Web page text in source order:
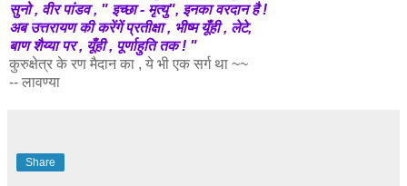
सुनो , वीर पांडव , " इच्छा - मृत्यु", इनका वरदान है !
अब उत्तरायण की करेंगें प्रतीक्षा , भीष्म यूँही , लेटे,
बाण शैय्या पर , यूँही , पूर्णाहुति तक ! "
कुरुक्षेत्र के रण मैदान का , ये भी एक सर्ग था ~~
-- लावण्या
Share